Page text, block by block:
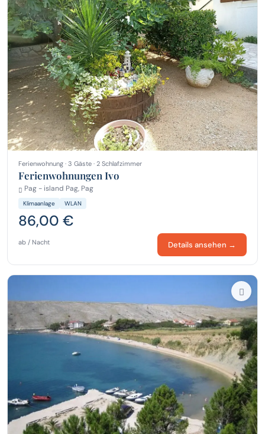
Ferienwohnung · 3 Gäste · 2 Schlafzimmer
Ferienwohnungen Ivo
Pag - island Pag, Pag
Klimaanlage WLAN
86,00 €
ab / Nacht Details ansehen →